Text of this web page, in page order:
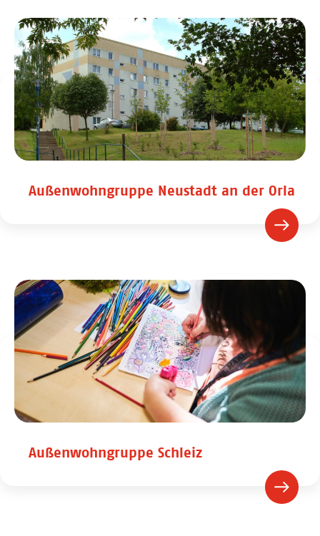
Außenwohngruppe Neustadt an der Orla
Außenwohngruppe Schleiz